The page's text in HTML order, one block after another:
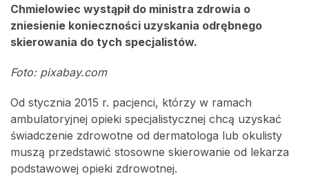
Chmielowiec wystąpił do ministra zdrowia o
zniesienie konieczności uzyskania odrębnego
skierowania do tych specjalistów.
Foto: pixabay.com
Od stycznia 2015 r. pacjenci, którzy w ramach
ambulatoryjnej opieki specjalistycznej chcą uzyskać
świadczenie zdrowotne od dermatologa lub okulisty
muszą przedstawić stosowne skierowanie od lekarza
podstawowej opieki zdrowotnej.